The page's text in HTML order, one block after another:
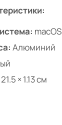
Алюминий
× 1.13 см